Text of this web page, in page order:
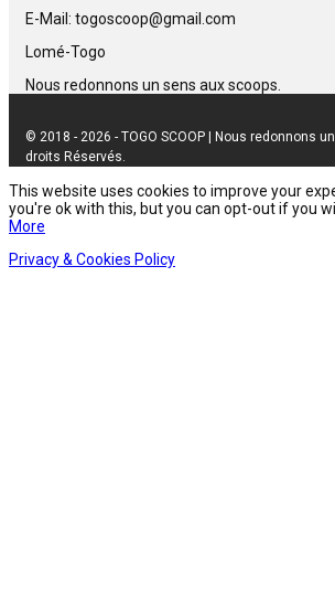
E-Mail: togoscoop@gmail.com
Lomé-Togo
Nous redonnons un sens aux scoops.
© 2018 - 2026 - TOGO SCOOP | Nous redonnons
droits Réservés.
This website uses cookies to improve your
you're ok with this, but you can opt-out if you
More
Privacy & Cookies Policy